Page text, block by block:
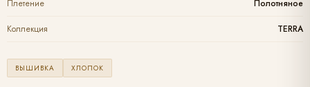
Плетение Полотняное
Коллекция TERRA
ВЫШИВКА ХЛОПОК